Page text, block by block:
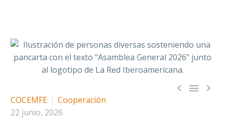
  
COCEMFE
Cooperación
22 junio, 2026